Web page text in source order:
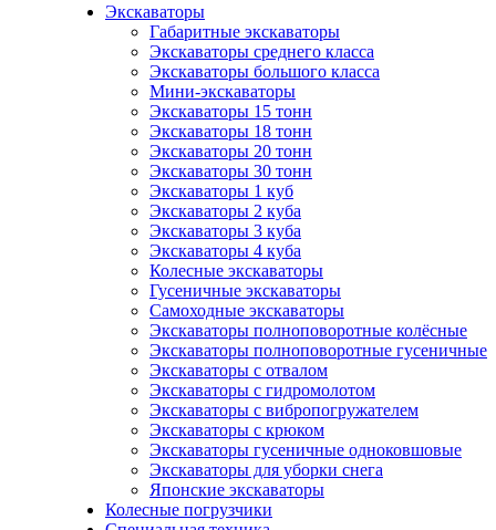
Экскаваторы
Габаритные экскаваторы
Экскаваторы среднего класса
Экскаваторы большого класса
Мини-экскаваторы
Экскаваторы 15 тонн
Экскаваторы 18 тонн
Экскаваторы 20 тонн
Экскаваторы 30 тонн
Экскаваторы 1 куб
Экскаваторы 2 куба
Экскаваторы 3 куба
Экскаваторы 4 куба
Колесные экскаваторы
Гусеничные экскаваторы
Самоходные экскаваторы
Экскаваторы полноповоротные колёсные
Экскаваторы полноповоротные гусеничные
Экскаваторы с отвалом
Экскаваторы с гидромолотом
Экскаваторы с вибропогружателем
Экскаваторы с крюком
Экскаваторы гусеничные одноковшовые
Экскаваторы для уборки снега
Японские экскаваторы
Колесные погрузчики